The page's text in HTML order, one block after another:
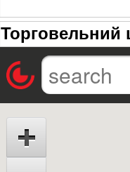
Торговельний